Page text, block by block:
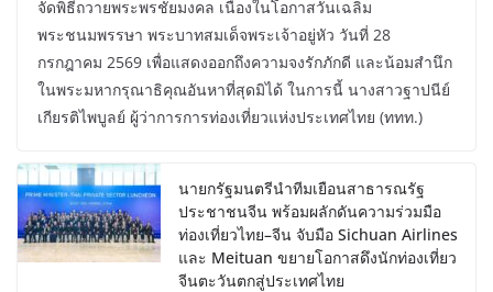
จัดพิธีถวายพระพรชัยมงคล เนื่องในโอกาสวันเฉลิม
พระชนมพรรษา พระบาทสมเด็จพระเจ้าอยู่หัว วันที่ 28
กรกฎาคม 2569 เพื่อแสดงออกถึงความจงรักภักดี และน้อมสำนึก
ในพระมหากรุณาธิคุณอันหาที่สุดมิได้ ในการนี้ นางสาวฐาปนีย์
เกียรติไพบูลย์ ผู้ว่าการการท่องเที่ยวแห่งประเทศไทย (ททท.)
นายกรัฐมนตรีนำทีมเยือนสาธารณรัฐ
ประชาชนจีน พร้อมผลักดันความร่วมมือ
ท่องเที่ยวไทย–จีน จับมือ Sichuan Airlines
และ Meituan ขยายโอกาสดึงนักท่องเที่ยว
จีนตะวันตกสู่ประเทศไทย